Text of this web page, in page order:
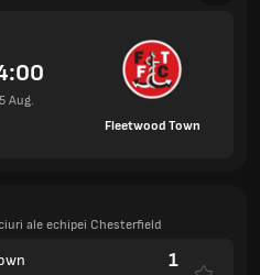
Aug.
Fleetwood Town
ale echipei Chesterfield
1